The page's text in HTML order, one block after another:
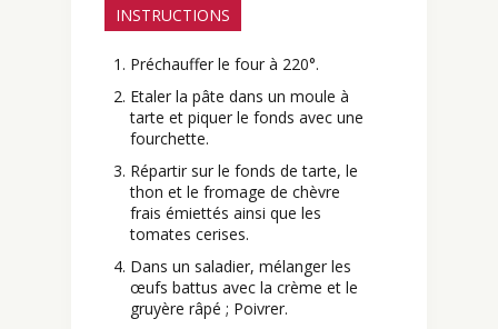
INSTRUCTIONS
Préchauffer le four à 220°.
Etaler la pâte dans un moule à
tarte et piquer le fonds avec une
fourchette.
Répartir sur le fonds de tarte, le
thon et le fromage de chèvre
frais émiettés ainsi que les
tomates cerises.
Dans un saladier, mélanger les
œufs battus avec la crème et le
gruyère râpé ; Poivrer.